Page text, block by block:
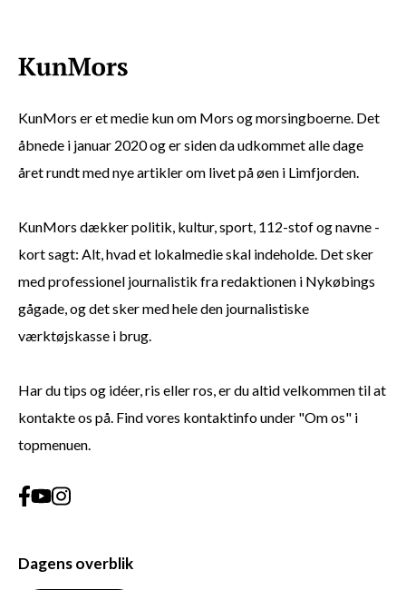
KunMors er et medie kun om Mors og morsingboerne. Det
åbnede i januar 2020 og er siden da udkommet alle dage
året rundt med nye artikler om livet på øen i Limfjorden.
KunMors dækker politik, kultur, sport, 112-stof og navne -
kort sagt: Alt, hvad et lokalmedie skal indeholde. Det sker
med professionel journalistik fra redaktionen i Nykøbings
gågade, og det sker med hele den journalistiske
værktøjskasse i brug.
Har du tips og idéer, ris eller ros, er du altid velkommen til at
kontakte os på. Find vores kontaktinfo under "Om os" i
topmenuen.
Dagens overblik